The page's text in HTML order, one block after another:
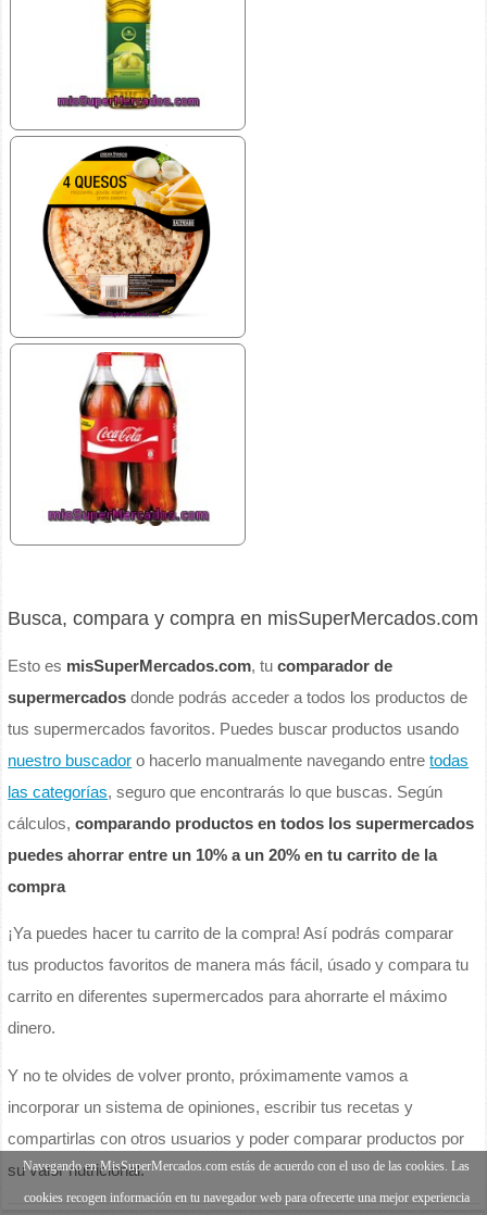
Busca, compara y compra en misSuperMercados.com
Esto es misSuperMercados.com, tucomparador de
supermercados donde podrás acceder a todos los productos de
tus supermercados favoritos. Puedes buscar productos usando
nuestro buscador o hacerlo manualmente navegando entretodas
las categorías, seguro que encontrarás lo que buscas. Según
cálculos,comparando productos en todos los supermercados
puedes ahorrar entre un 10% a un 20% en tu carrito de la
compra
¡Ya puedes hacer tu carrito de la compra! Así podrás comparar
tus productos favoritos de manera más fácil, úsado y compara tu
carrito en diferentes supermercados para ahorrarte el máximo
dinero.
Y no te olvides de volver pronto, próximamente vamos a
incorporar un sistema de opiniones, escribir tus recetas y
compartirlas con otros usuarios y poder comparar productos por
su valor nutricional.
Navegando en MisSuperMercados.com estás de acuerdo con el uso de las cookies. Las
cookies recogen información en tu navegador web para ofrecerte una mejor experiencia